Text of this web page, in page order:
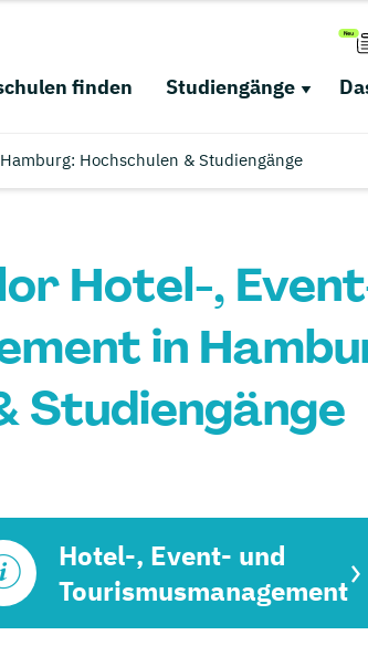
finden Studiengänge
Hochschulen & Studiengänge
Hotel-,
in
Studiengänge
Hotel-, Event- und
Tourismusmanagement